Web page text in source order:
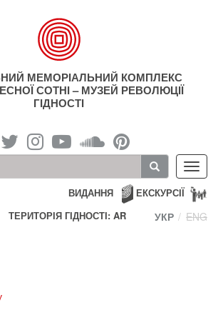
МЕМОРІАЛЬНИЙ КОМПЛЕКС
СОТНІ – МУЗЕЙ РЕВОЛЮЦІЇ
ГІДНОСТІ
ЕКСКУРСІЇ
ВИДАННЯ
ТЕРИТОРІЯ ГІДНОСТІ: AR
УКР ENG